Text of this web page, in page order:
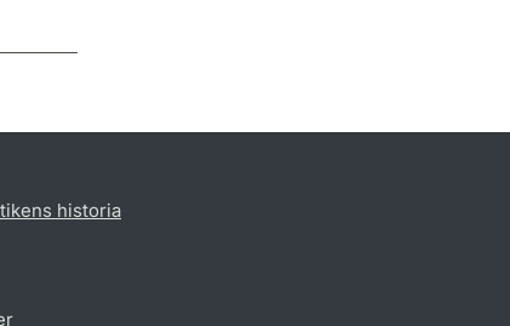
historia